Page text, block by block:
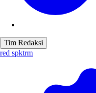
Tim Redaksi
red spktrm